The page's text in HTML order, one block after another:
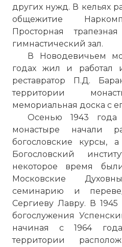
других нужд. В кельях
общежитие
Просторная
гимнастический зал.
В Новодевичьем
годах жил и работал
реставратор П.Д.
территории
мемориальная доска с
Осенью 1943
монастыре начали
богословские курсы,
Богословский
некоторое время
Московские
семинарию и
Сергиеву Лавру. В
богослужения
начиная с 1964
территории
Строительство
монастыря.
летописного свода.
века.Основан
III в 1524 году — в
иконы Божией
главной святыни
благодарность за
Смоленском в 1514
первых двух столетий
существования
заточения
пола.
Фото статьи: